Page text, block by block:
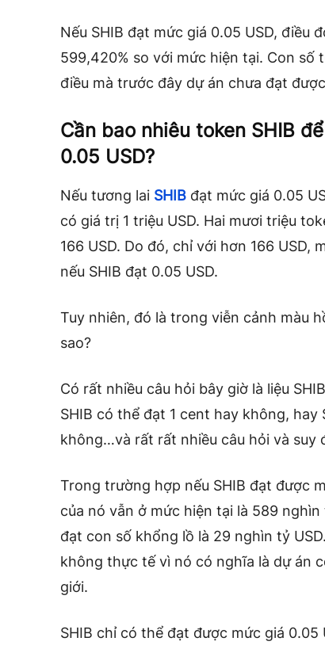
Nếu SHIB đạt mức giá 0.05 USD,
599,420% so với mức hiện tại. Con
điều mà trước đây dự án chưa đạt
Cần bao nhiêu token SHIB
0.05 USD?
Nếu tương lai SHIB đạt mức giá 0.05
có giá trị 1 triệu USD. Hai mươi triệu
166 USD. Do đó, chỉ với hơn 166
nếu SHIB đạt 0.05 USD.
Tuy nhiên, đó là trong viễn cảnh màu
sao?
Có rất nhiều câu hỏi bây giờ là liệu
SHIB có thể đạt 1 cent hay không,
không…và rất rất nhiều câu hỏi và suy
Trong trường hợp nếu SHIB đạt được
của nó vẫn ở mức hiện tại là 589
đạt con số khổng lồ là 29 nghìn tỷ
không thực tế vì nó có nghĩa là dự án
giới.
SHIB chỉ có thể đạt được mức giá